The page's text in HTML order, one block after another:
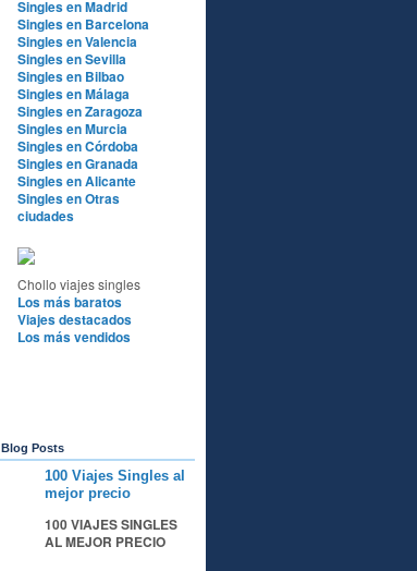
Singles en Madrid
Singles en Barcelona
Singles en Valencia
Singles en Sevilla
Singles en Bilbao
Singles en Málaga
Singles en Zaragoza
Singles en Murcia
Singles en Córdoba
Singles en Granada
Singles en Alicante
Singles en Otras
ciudades
Chollo viajes singles
Los más baratos
Viajes destacados
Los más vendidos
Blog Posts
100 Viajes Singles al
mejor precio
100 VIAJES SINGLES
AL MEJOR PRECIO